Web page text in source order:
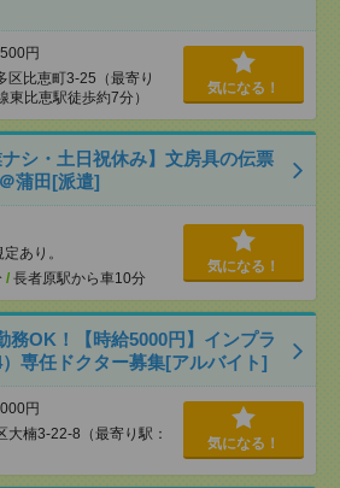
円
区比恵町3-25（最寄り
比恵駅徒歩約7分）
気になる！
シ・土日祝休み】文房具の伝票
蒲田[派遣]
あり。
/ 長者原駅から車10分
気になる！
OK！【時給5000円】インプラ
専任ドクター募集[アルバイト]
円
大楠3-22-8（最寄り駅：
気になる！